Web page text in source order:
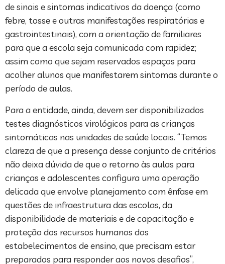
de sinais e sintomas indicativos da doença (como
febre, tosse e outras manifestações respiratórias e
gastrointestinais), com a orientação de familiares
para que a escola seja comunicada com rapidez;
assim como que sejam reservados espaços para
acolher alunos que manifestarem sintomas durante o
período de aulas.
Para a entidade, ainda, devem ser disponibilizados
testes diagnósticos virológicos para as crianças
sintomáticas nas unidades de saúde locais. “Temos
clareza de que a presença desse conjunto de critérios
não deixa dúvida de que o retorno às aulas para
crianças e adolescentes configura uma operação
delicada que envolve planejamento com ênfase em
questões de infraestrutura das escolas, da
disponibilidade de materiais e de capacitação e
proteção dos recursos humanos dos
estabelecimentos de ensino, que precisam estar
preparados para responder aos novos desafios”,